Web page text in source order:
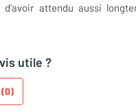
attendu aussi
utile ?
0)